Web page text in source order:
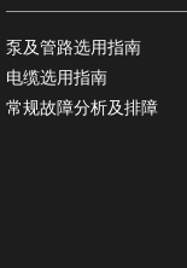
泵及管路选用指南
电缆选用指南
常规故障分析及排障